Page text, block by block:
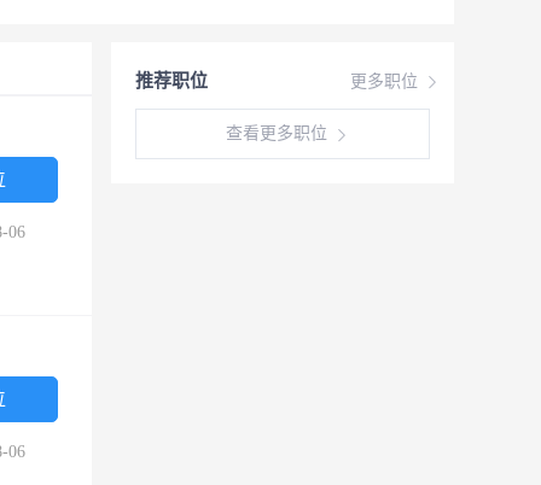
更多职位
推荐职位
查看更多职位
06
06